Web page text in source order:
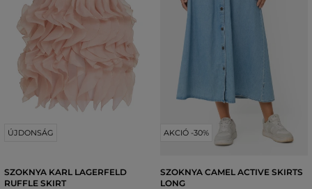
ÚJDONSÁG
SZOKNYA KARL LAGERFELD
RUFFLE SKIRT
AKCIÓ -30%
SZOKNYA CAMEL ACTIVE SKIRTS
LONG